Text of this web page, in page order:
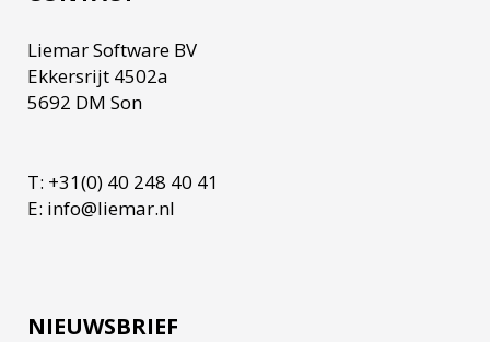
Liemar Software BV
Ekkersrijt 4502a
5692 DM Son
T: +31(0) 40 248 40 41
E: info@liemar.nl
NIEUWSBRIEF